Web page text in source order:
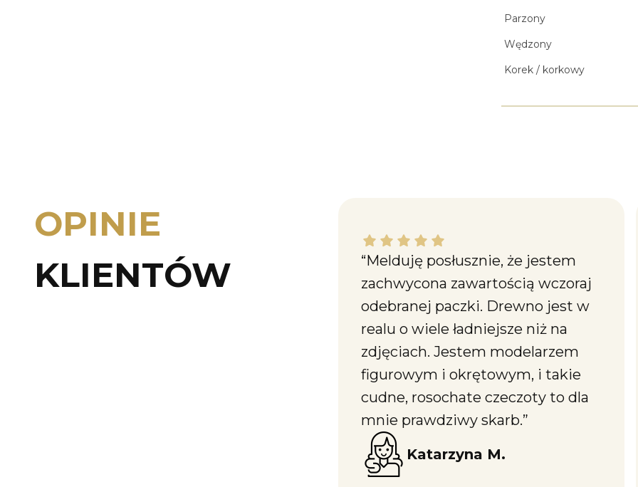
Parzony
Wędzony
Korek / korkowy
OPINIE
KLIENTÓW
Katarzyna M. dał ocenę: 5
“Melduję posłusznie, że jestem
zachwycona zawartością wczoraj
odebranej paczki. Drewno jest w
realu o wiele ładniejsze niż na
zdjęciach. Jestem modelarzem
figurowym i okrętowym, i takie
cudne, rosochate czeczoty to dla
mnie prawdziwy skarb.”
Katarzyna M.